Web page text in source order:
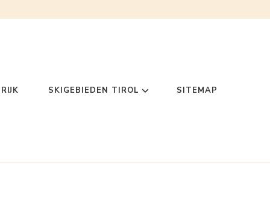
SKIGEBIEDEN TIROL SITEMAP